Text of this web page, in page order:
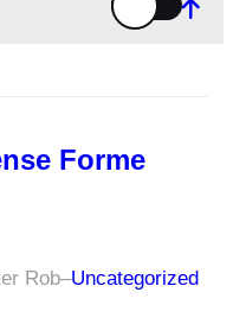
Forme
Rob–Uncategorized